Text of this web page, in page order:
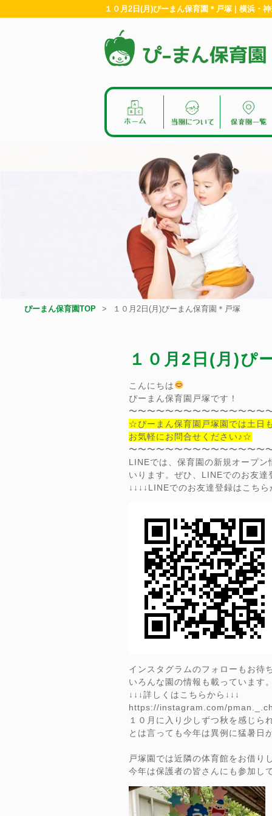
１０月2日(月)ぴーまん保育園＊戸塚 | 横浜・
ぴーまん保育園TOP １０月2日(月)ぴーまん保育園＊戸塚
１０月2日(月)ぴ
こんにちは
ぴーまん保育園戸塚です！
〜〜〜〜〜〜〜〜〜〜〜〜〜〜〜
☆ぴーまん保育園戸塚園では土日
お気軽にお問合せください♪☆
〜〜〜〜〜〜〜〜〜〜〜〜〜〜〜
LINEでは、保育園の新規オープ
いります。ぜひ、LINEでのお友
↓↓↓↓LINEでのお友達登録はこちら
インスタグラムのフォローもお待
いろんな園の情報も載っています
↓↓↓詳しくはこちらから↓↓↓
https://instagram.com/
１０月に入り少しずつ秋を感じら
とは言っても今年は異例に猛暑日
戸塚園では近隣の体育館をお借り
今年は保護者の皆さんにも参加し